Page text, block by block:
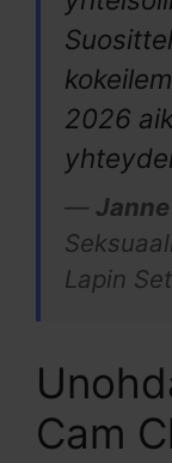
2026
—
Lapin
Cam